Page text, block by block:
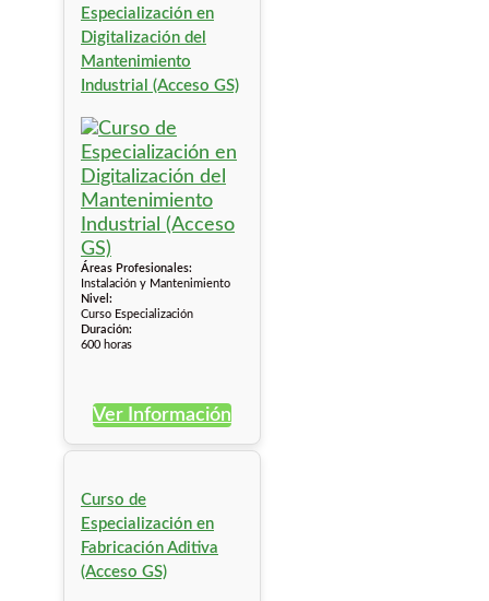
Especialización en
Digitalización del
Mantenimiento
Industrial (Acceso GS)
Áreas Profesionales:
Instalación y Mantenimiento
Nivel:
Curso Especialización
Duración:
600 horas
Ver Información
Curso de
Especialización en
Fabricación Aditiva
(Acceso GS)